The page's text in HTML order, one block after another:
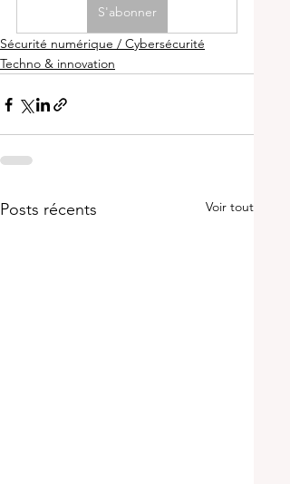
S'abonner
Sécurité numérique / Cybersécurité
Techno & innovation
Posts récents Voir tout